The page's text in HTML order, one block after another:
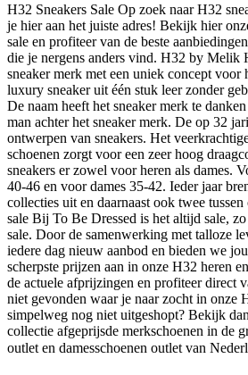
H32 Sneakers Sale Op zoek naar H32
je hier aan het juiste adres! Bekijk hier
sale en profiteer van de beste
die je nergens anders vind. H32 by Melik
sneaker merk met een uniek concept voor
luxury sneaker uit één stuk leer zonder
De naam heeft het sneaker merk te
man achter het sneaker merk. De op 32
ontwerpen van sneakers. Het
schoenen zorgt voor een zeer hoog
sneakers er zowel voor heren als dames.
40-46 en voor dames 35-42. Ieder jaar
collecties uit en daarnaast ook twee
sale Bij To Be Dressed is het altijd sale,
sale. Door de samenwerking met talloze
iedere dag nieuw aanbod en bieden we
scherpste prijzen aan in onze H32 heren
de actuele afprijzingen en profiteer direct
niet gevonden waar je naar zocht in onze
simpelweg nog niet uitgeshopt? Bekijk
collectie afgeprijsde merkschoenen in de
outlet en damesschoenen outlet van